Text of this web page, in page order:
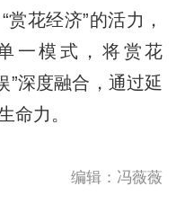
赏花经济”的活力，
一模式，将赏花
”深度融合，通过延
命力。
编辑：冯薇薇